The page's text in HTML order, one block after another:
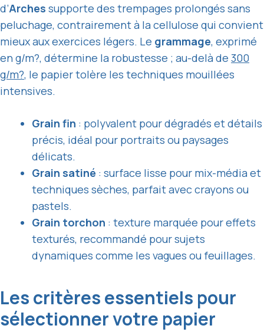
d’Arches supporte des trempages prolongés sans
peluchage, contrairement à la cellulose qui convient
mieux aux exercices légers. Le grammage, exprimé
en g/m?, détermine la robustesse ; au-delà de 300
g/m?, le papier tolère les techniques mouillées
intensives.
Grain fin : polyvalent pour dégradés et détails
précis, idéal pour portraits ou paysages
délicats.
Grain satiné : surface lisse pour mix-média et
techniques sèches, parfait avec crayons ou
pastels.
Grain torchon : texture marquée pour effets
texturés, recommandé pour sujets
dynamiques comme les vagues ou feuillages.
Les critères essentiels pour
sélectionner votre papier